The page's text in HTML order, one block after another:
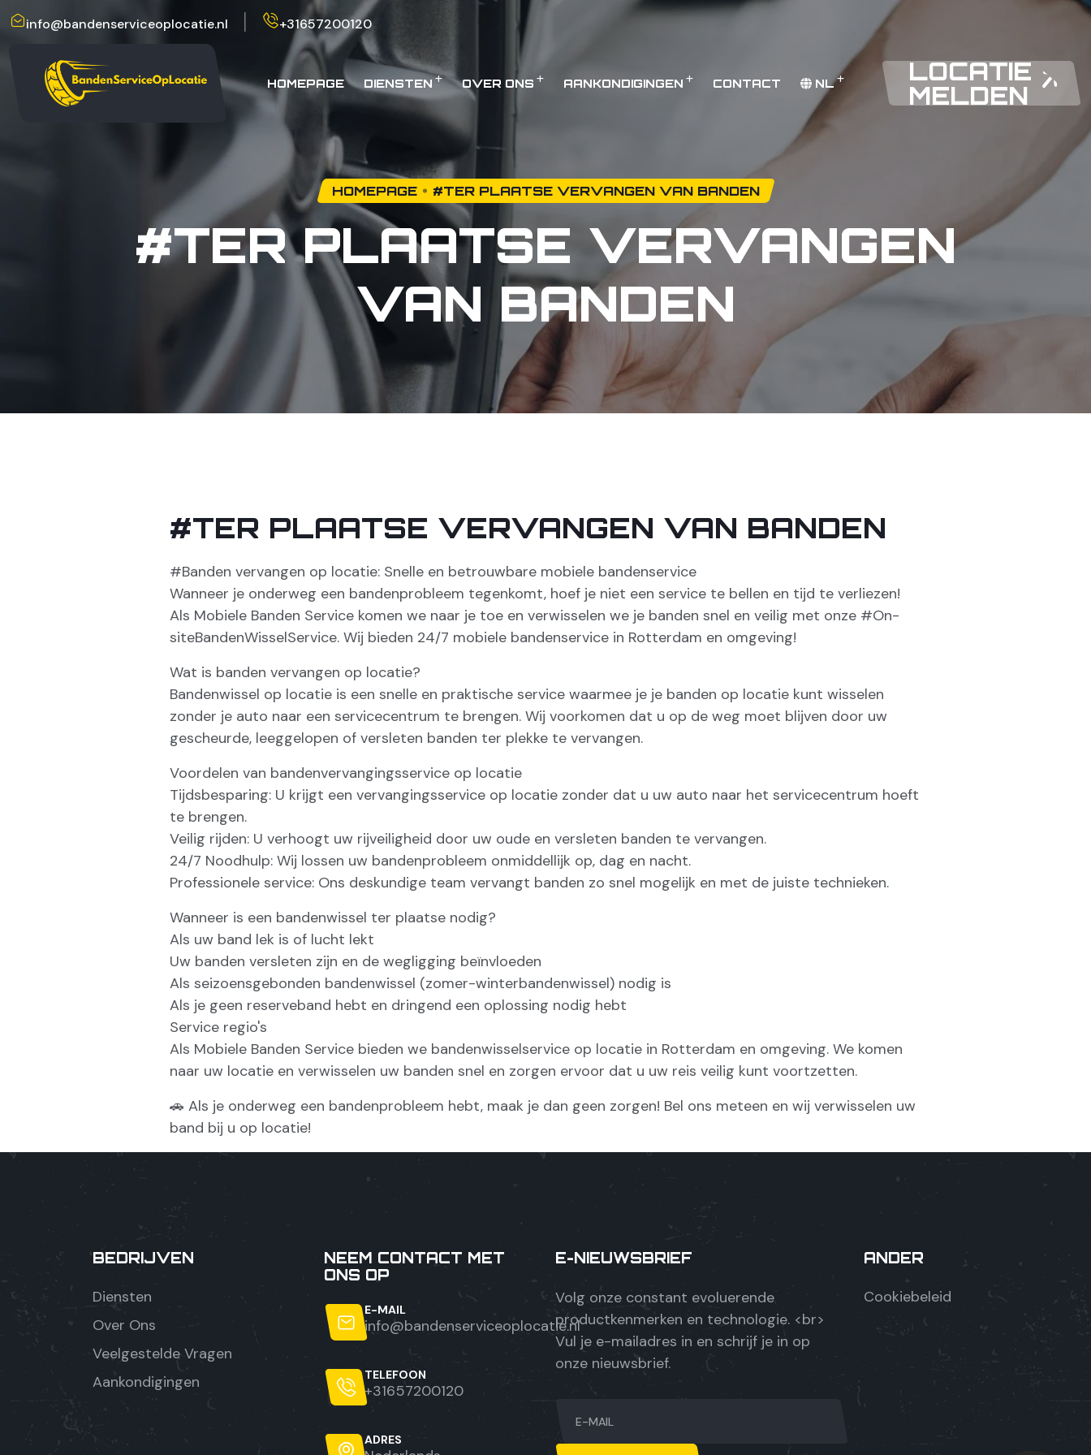
info@bandenserviceoplocatie.nl +31657200120
HOMEPAGE DIENSTEN OVER ONS AANKONDIGINGEN CONTACT NL
LOCATIE
MELDEN
HOMEPAGE #TER PLAATSE VERVANGEN VAN BANDEN
#TER PLAATSE VERVANGEN
VAN BANDEN
#TER PLAATSE VERVANGEN VAN BANDEN
#Banden vervangen op locatie: Snelle en betrouwbare mobiele bandenservice
Wanneer je onderweg een bandenprobleem tegenkomt, hoef je niet een service te bellen en tijd te verliezen!
Als Mobiele Banden Service komen we naar je toe en verwisselen we je banden snel en veilig met onze #On-
siteBandenWisselService. Wij bieden 24/7 mobiele bandenservice in Rotterdam en omgeving!
Wat is banden vervangen op locatie?
Bandenwissel op locatie is een snelle en praktische service waarmee je je banden op locatie kunt wisselen
zonder je auto naar een servicecentrum te brengen. Wij voorkomen dat u op de weg moet blijven door uw
gescheurde, leeggelopen of versleten banden ter plekke te vervangen.
Voordelen van bandenvervangingsservice op locatie
Tijdsbesparing: U krijgt een vervangingsservice op locatie zonder dat u uw auto naar het servicecentrum hoeft
te brengen.
Veilig rijden: U verhoogt uw rijveiligheid door uw oude en versleten banden te vervangen.
24/7 Noodhulp: Wij lossen uw bandenprobleem onmiddellijk op, dag en nacht.
Professionele service: Ons deskundige team vervangt banden zo snel mogelijk en met de juiste technieken.
Wanneer is een bandenwissel ter plaatse nodig?
Als uw band lek is of lucht lekt
Uw banden versleten zijn en de wegligging beïnvloeden
Als seizoensgebonden bandenwissel (zomer-winterbandenwissel) nodig is
Als je geen reserveband hebt en dringend een oplossing nodig hebt
Service regio's
Als Mobiele Banden Service bieden we bandenwisselservice op locatie in Rotterdam en omgeving. We komen
naar uw locatie en verwisselen uw banden snel en zorgen ervoor dat u uw reis veilig kunt voortzetten.
🚗 Als je onderweg een bandenprobleem hebt, maak je dan geen zorgen! Bel ons meteen en wij verwisselen uw
band bij u op locatie!
BEDRIJVEN
Diensten
Over Ons
Veelgestelde Vragen
Aankondigingen
NEEM CONTACT MET
ONS OP
E-MAIL
info@bandenserviceoplocatie.nl
TELEFOON
+31657200120
ADRES
E-NIEUWSBRIEF
Volg onze constant evoluerende
productkenmerken en technologie. <br>
Vul je e-mailadres in en schrijf je in op
onze nieuwsbrief.
ANDER
Cookiebeleid